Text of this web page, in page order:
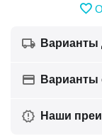
Варианты
Варианты
Наши